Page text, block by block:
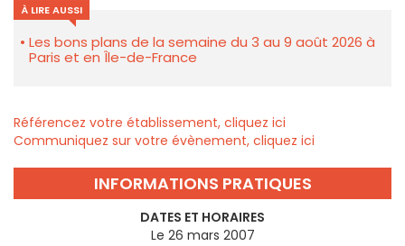
À LIRE AUSSI
Les bons plans de la semaine du 3 au 9 août 2026 à
Paris et en Île-de-France
Référencez votre établissement, cliquez ici
Communiquez sur votre évènement, cliquez ici
INFORMATIONS PRATIQUES
DATES ET HORAIRES
Le 26 mars 2007